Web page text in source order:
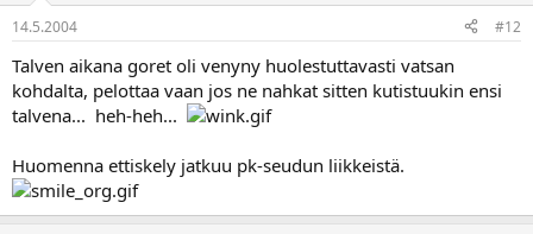
14.5.2004 #12
Talven aikana goret oli venyny huolestuttavasti vatsan
kohdalta, pelottaa vaan jos ne nahkat sitten kutistuukin ensi
talvena... heh-heh...
Huomenna ettiskely jatkuu pk-seudun liikkeistä.